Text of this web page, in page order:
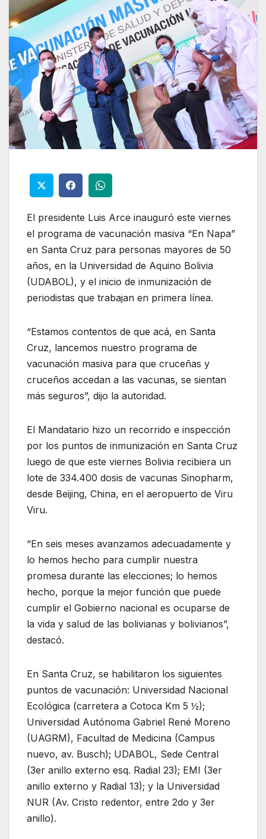
El presidente Luis Arce inauguró este viernes
el programa de vacunación masiva “En Napa”
en Santa Cruz para personas mayores de 50
años, en la Universidad de Aquino Bolivia
(UDABOL), y el inicio de inmunización de
periodistas que trabajan en primera línea.
“Estamos contentos de que acá, en Santa
Cruz, lancemos nuestro programa de
vacunación masiva para que cruceñas y
cruceños accedan a las vacunas, se sientan
más seguros”, dijo la autoridad.
El Mandatario hizo un recorrido e inspección
por los puntos de inmunización en Santa Cruz
luego de que este viernes Bolivia recibiera un
lote de 334.400 dosis de vacunas Sinopharm,
desde Beijing, China, en el aeropuerto de Viru
Viru.
“En seis meses avanzamos adecuadamente y
lo hemos hecho para cumplir nuestra
promesa durante las elecciones; lo hemos
hecho, porque la mejor función que puede
cumplir el Gobierno nacional es ocuparse de
la vida y salud de las bolivianas y bolivianos”,
destacó.
En Santa Cruz, se habilitaron los siguientes
puntos de vacunación: Universidad Nacional
Ecológica (carretera a Cotoca Km 5 ½);
Universidad Autónoma Gabriel René Moreno
(UAGRM), Facultad de Medicina (Campus
nuevo, av. Busch); UDABOL, Sede Central
(3er anillo externo esq. Radial 23); EMI (3er
anillo externo y Radial 13); y la Universidad
NUR (Av. Cristo redentor, entre 2do y 3er
anillo).